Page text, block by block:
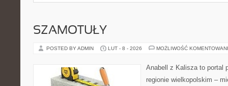
SZAMOTUŁY
POSTED BY ADMIN LUT - 8 - 2026 MOŻLIWOŚĆ
Anabell z Kalisza to portal
regionie wielkopolskim –